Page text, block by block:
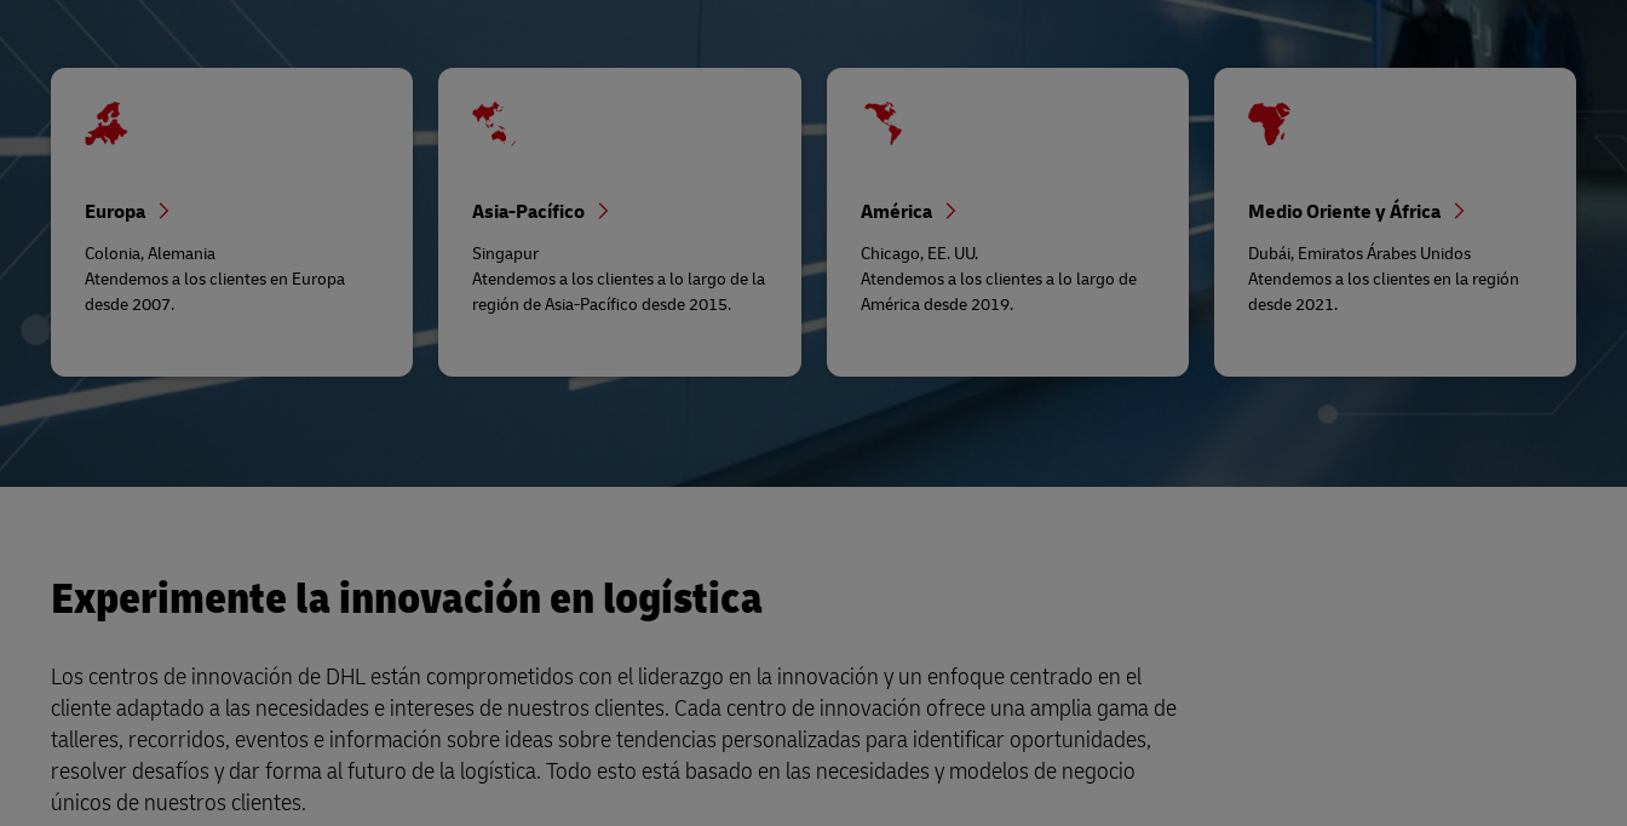
Europa
Colonia, Alemania
Atendemos a los clientes en Europa
desde 2007.
Asia-Pacífico
Singapur
Atendemos a los clientes a lo largo de la
región de Asia-Pacífico desde 2015.
América
Chicago, EE. UU.
Atendemos a los clientes a lo largo de
América desde 2019.
Medio Oriente y África
Dubái, Emiratos Árabes Unidos
Atendemos a los clientes en la región
desde 2021.
Experimente la innovación en logística
Los centros de innovación de DHL están comprometidos con el liderazgo en la innovación y un enfoque centrado en el
cliente adaptado a las necesidades e intereses de nuestros clientes. Cada centro de innovación ofrece una amplia gama de
talleres, recorridos, eventos e información sobre ideas sobre tendencias personalizadas para identificar oportunidades,
resolver desafíos y dar forma al futuro de la logística. Todo esto está basado en las necesidades y modelos de negocio
únicos de nuestros clientes.